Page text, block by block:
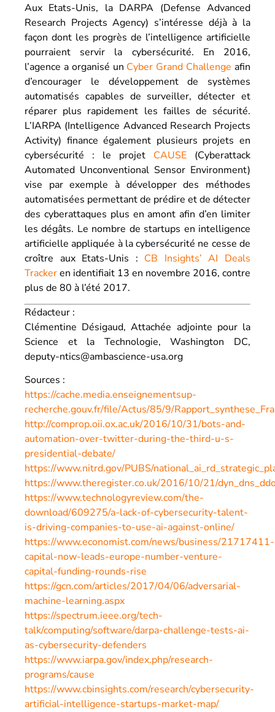
Aux Etats-Unis, la DARPA (Defense Advanced
Research Projects Agency) s’intéresse déjà à la
façon dont les progrès de l’intelligence artificielle
pourraient servir la cybersécurité. En 2016,
l’agence a organisé un Cyber Grand Challenge afin
d’encourager le développement de systèmes
automatisés capables de surveiller, détecter et
réparer plus rapidement les failles de sécurité.
L’IARPA (Intelligence Advanced Research Projects
Activity) finance également plusieurs projets en
cybersécurité : le projet CAUSE (Cyberattack
Automated Unconventional Sensor Environment)
vise par exemple à développer des méthodes
automatisées permettant de prédire et de détecter
des cyberattaques plus en amont afin d’en limiter
les dégâts. Le nombre de startups en intelligence
artificielle appliquée à la cybersécurité ne cesse de
croître aux Etats-Unis : CB Insights’ AI Deals
Trackeren identifiait 13 en novembre 2016, contre
plus de 80 à l’été 2017.
Rédacteur :
Clémentine Désigaud, Attachée adjointe pour la
Science et la Technologie, Washington DC,
deputy-ntics@ambascience-usa.org
Sources :
https://cache.media.enseignementsup-
recherche.gouv.fr/file/Actus/85/9/
http://comprop.oii.ox.ac.uk/2016/10/31/bots-and-
automation-over-twitter-during-the-third-u-s-
presidential-debate/
https://www.nitrd.gov/PUBS/
https://www.theregister.co.uk/2016/10/21/
https://www.technologyreview.com/the-
download/609275/a-lack-of-cybersecurity-talent-
is-driving-companies-to-use-ai-against-online/
https://www.economist.com/news/business/21717411-
capital-now-leads-europe-number-venture-
capital-funding-rounds-rise
https://gcn.com/articles/2017/04/06/adversarial-
machine-learning.aspx
https://spectrum.ieee.org/tech-
talk/computing/software/darpa-challenge-tests-ai-
as-cybersecurity-defenders
https://www.iarpa.gov/index.php/research-
programs/cause
https://www.cbinsights.com/research/cybersecurity-
artificial-intelligence-startups-market-map/